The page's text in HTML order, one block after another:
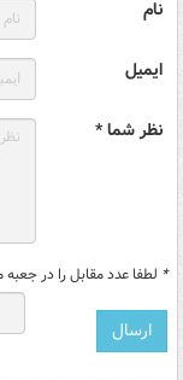
نام
ایمیل
نظر شما *
* لطفا عدد مقابل را در جعبه